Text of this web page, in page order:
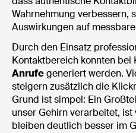
Wahrnehmung verbessern,
Auswirkungen auf
Durch den Einsatz
Kontaktbereich konnten bei
Anrufegeneriert werden.
steigern zusätzlich die
Grund ist simpel: Ein
unser Gehirn verarbeitet,
bleiben deutlich besser im